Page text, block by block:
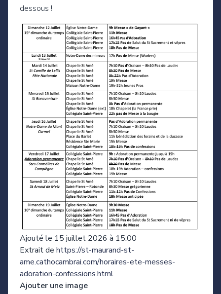
dessous !
Ajouté le 15 juillet 2026 à 15:00
Extrait de https://st-maurand-st-
ame.cathocambrai.com/horaires-ete-messes-
adoration-confessions.html
Ajouter une image